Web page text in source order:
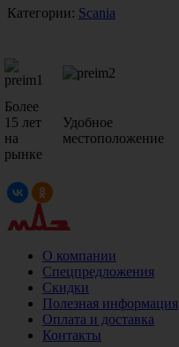
Категории: Scania
Более
15 лет
на
рынке
Удобное
местоположение
О компании
Спецпредложения
Скидки
Полезная информация
Оплата и доставка
Контакты